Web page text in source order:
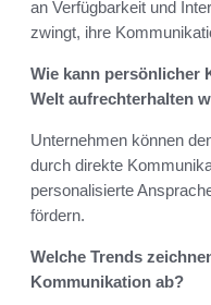
an Verfügbarkeit und
zwingt, ihre
Wie kann persönlicher
Welt aufrechterhalten
Unternehmen können
durch direkte
personalisierte
fördern.
Welche Trends
Kommunikation ab?